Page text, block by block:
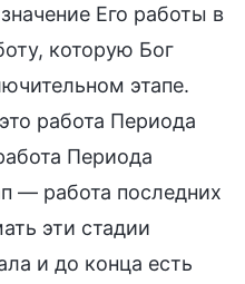
Его работы в
которую Бог
этапе.
работа Периода
Периода
— работа последних
эти стадии
и до конца есть